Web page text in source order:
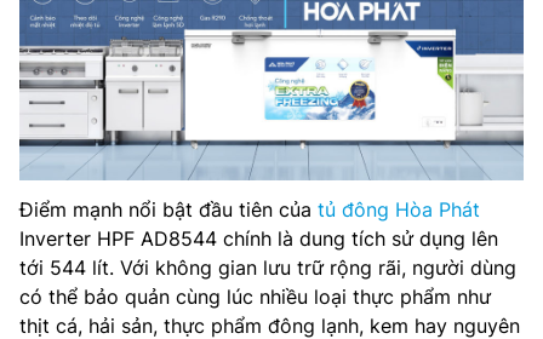
Điểm mạnh nổi bật đầu tiên của tủ đông Hòa Phát
Inverter HPF AD8544 chính là dung tích sử dụng lên
tới 544 lít. Với không gian lưu trữ rộng rãi, người dùng
có thể bảo quản cùng lúc nhiều loại thực phẩm như
thịt cá, hải sản, thực phẩm đông lạnh, kem hay nguyên